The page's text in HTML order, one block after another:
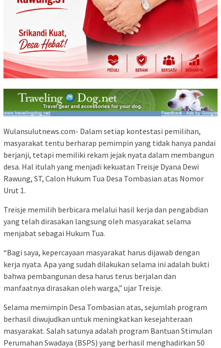
Wulansulutnews.com- Dalam setiap kontestasi pemilihan,
masyarakat tentu berharap pemimpin yang tidak hanya pandai
berjanji, tetapi memiliki rekam jejak nyata dalam membangun
desa. Hal itulah yang menjadi kekuatan Treisje Dyana Dewi
Rawung, ST, Calon Hukum Tua Desa Tombasian atas Nomor
Urut 1.
Treisje memilih berbicara melalui hasil kerja dan pengabdian
yang telah dirasakan langsung oleh masyarakat selama
menjabat sebagai Hukum Tua.
“Bagi saya, kepercayaan masyarakat harus dijawab dengan
kerja nyata. Apa yang sudah dilakukan selama ini adalah bukti
bahwa pembangunan desa harus terus berjalan dan
manfaatnya dirasakan oleh warga,” ujar Treisje.
Selama memimpin Desa Tombasian atas, sejumlah program
berhasil diwujudkan untuk meningkatkan kesejahteraan
masyarakat. Salah satunya adalah program Bantuan Stimulan
Perumahan Swadaya (BSPS) yang berhasil menghadirkan 50